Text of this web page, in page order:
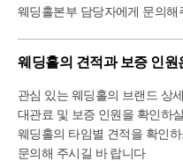
웨딩홀본부 담당자에게 문의해
웨딩홀의 견적과 보증 인
관심 있는 웨딩홀의 브랜드 상
대관료 및 보증 인원을 확인하
웨딩홀의 타임별 견적을 확인
문의해 주시길 바 랍니다